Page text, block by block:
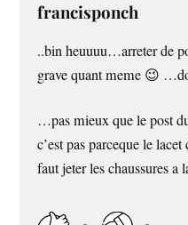
francisponch
..bin heuuuu…arreter de
grave quant meme 😉
…pas mieux que le post
c’est pas parceque le
faut jeter les chaussures a